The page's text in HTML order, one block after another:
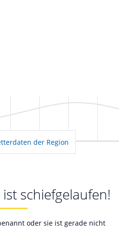
der Region
schiefgelaufen!
oder sie ist gerade nicht